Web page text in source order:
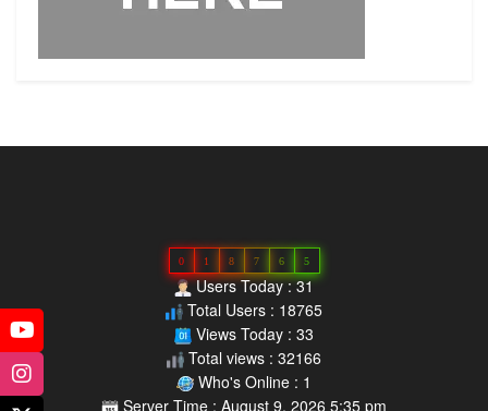
0 1 8 7 6 5
Users Today : 31
Total Users : 18765
Views Today : 33
Total views : 32166
Who's Online : 1
Server Time : August 9, 2026 5:35 pm